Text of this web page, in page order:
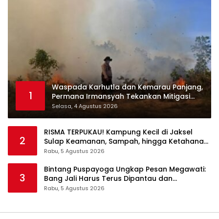
1
Waspada Karhutla dan Kemarau Panjang,
Permana Irmansyah Tekankan Mitigasi
Berbasis Komunitas
Selasa, 4 Agustus 2026
2
RISMA TERPUKAU! Kampung Kecil di Jaksel
Sulap Keamanan, Sampah, hingga Ketahanan
Pangan Jadi Satu Sistem
Rabu, 5 Agustus 2026
3
Bintang Puspayoga Ungkap Pesan Megawati:
Bang Jali Harus Terus Dipantau dan
Dikembangkan
Rabu, 5 Agustus 2026